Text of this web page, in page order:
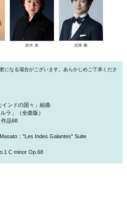
になる場合がございます。あらかじめご了承くださ
ンドの国々」組曲
ラ」（全曲版）
品68
："Les Indes Galantes" Suite
C minor Op.68